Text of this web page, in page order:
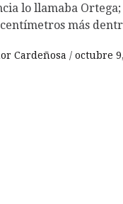
lo llamaba Ortega;
más
Cardeñosa octubre